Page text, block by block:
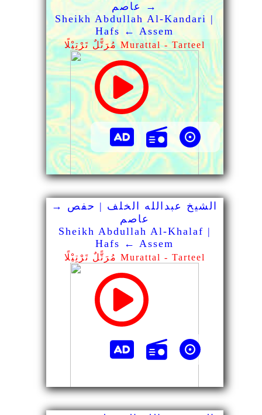
→ عاصم
Sheikh Abdullah Al-Kandari |
Hafs ← Assem
مُرَتًّلٌ تَرْتِيْلًا Murattal - Tarteel
الشيخ عبدالله الخلف | حفص →
عاصم
Sheikh Abdullah Al-Khalaf |
Hafs ← Assem
مُرَتًّلٌ تَرْتِيْلًا Murattal - Tarteel